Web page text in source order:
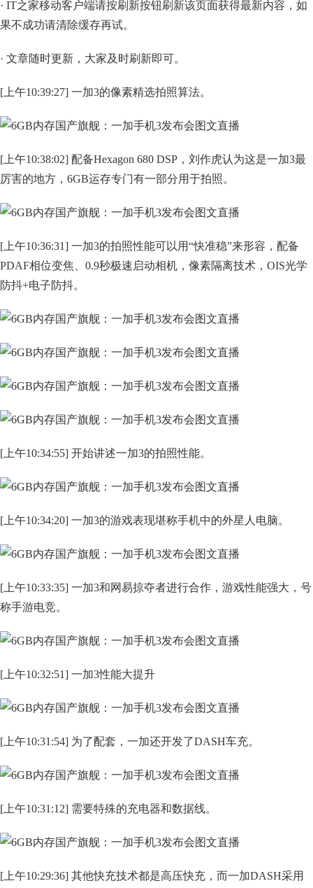
· IT之家移动客户端请按刷新按钮刷新该页面获得最新内容，如
果不成功请清除缓存再试。
· 文章随时更新，大家及时刷新即可。
[上午10:39:27] 一加3的像素精选拍照算法。
[上午10:38:02] 配备Hexagon 680 DSP，刘作虎认为这是一加3最
厉害的地方，6GB运存专门有一部分用于拍照。
[上午10:36:31] 一加3的拍照性能可以用“快准稳”来形容，配备
PDAF相位变焦、0.9秒极速启动相机，像素隔离技术，OIS光学
防抖+电子防抖。
[上午10:34:55] 开始讲述一加3的拍照性能。
[上午10:34:20] 一加3的游戏表现堪称手机中的外星人电脑。
[上午10:33:35] 一加3和网易掠夺者进行合作，游戏性能强大，号
称手游电竞。
[上午10:32:51] 一加3性能大提升
[上午10:31:54] 为了配套，一加还开发了DASH车充。
[上午10:31:12] 需要特殊的充电器和数据线。
[上午10:29:36] 其他快充技术都是高压快充，而一加DASH采用